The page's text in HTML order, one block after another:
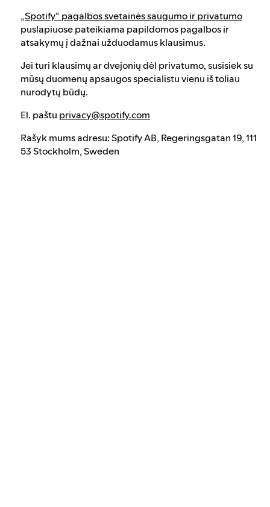
„Spotify“ pagalbos svetainės saugumo ir privatumo
puslapiuose pateikiama papildomos pagalbos ir
atsakymų į dažnai užduodamus klausimus.
Jei turi klausimų ar dvejonių dėl privatumo, susisiek su
mūsų duomenų apsaugos specialistu vienu iš toliau
nurodytų būdų.
El. paštu privacy@spotify.com
Rašyk mums adresu: Spotify AB, Regeringsgatan 19, 111
53 Stockholm, Sweden